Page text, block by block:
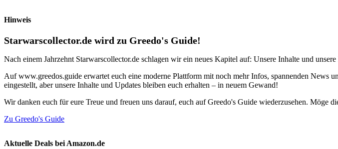
Hinweis
Starwarscollector.de wird zu Greedo's Guide!
Nach einem Jahrzehnt Starwarscollector.de schlagen wir ein neues Kapitel auf: Unsere Inhalte und
Auf www.greedos.guide erwartet euch eine moderne Plattform mit noch mehr Infos, spannenden News
eingestellt, aber unsere Inhalte und Updates bleiben euch erhalten – in neuem Gewand!
Wir danken euch für eure Treue und freuen uns darauf, euch auf Greedo's Guide wiederzusehen. Möge
Zu Greedo's Guide
Aktuelle Deals bei Amazon.de